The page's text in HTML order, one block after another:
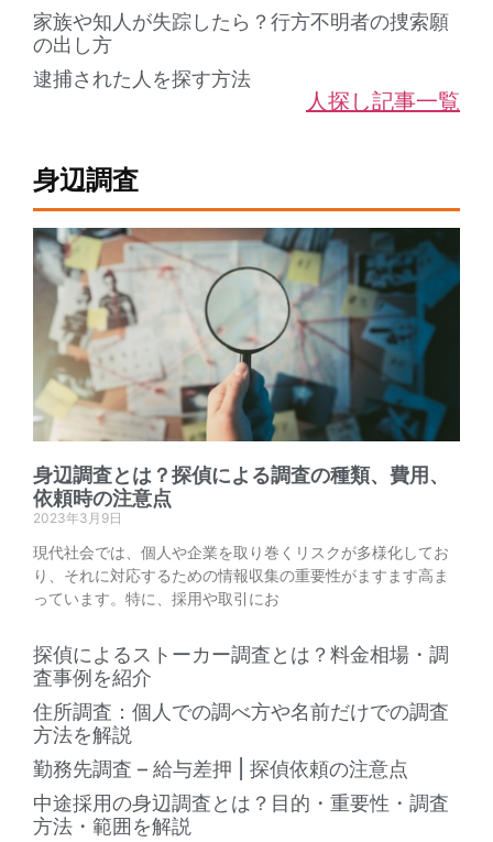
家族や知人が失踪したら？行方不明者の捜索願
の出し方
逮捕された人を探す方法
人探し記事一覧
身辺調査
身辺調査とは？探偵による調査の種類、費用、
依頼時の注意点
2023年3月9日
現代社会では、個人や企業を取り巻くリスクが多様化してお
り、それに対応するための情報収集の重要性がますます高ま
っています。特に、採用や取引にお
探偵によるストーカー調査とは？料金相場・調
査事例を紹介
住所調査：個人での調べ方や名前だけでの調査
方法を解説
勤務先調査 – 給与差押 | 探偵依頼の注意点
中途採用の身辺調査とは？目的・重要性・調査
方法・範囲を解説